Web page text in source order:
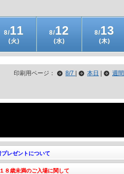
8/11
(火)
8/12
(水)
8/13
(木)
印刷用ページ： 8/7 本日 週間
プレゼントについて
８歳未満のご入場に関して